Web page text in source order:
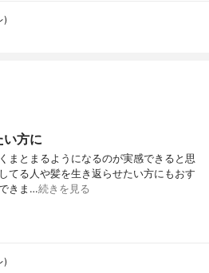
)
い方に
まとまるようになるのが実感できると思
てる人や髪を生き返らせたい方にもおす
きま…続きを見る
)